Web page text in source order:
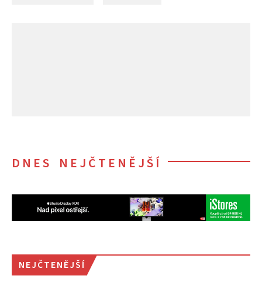
DNES NEJČTENĚJŠÍ
NEJČTENĚJŠÍ